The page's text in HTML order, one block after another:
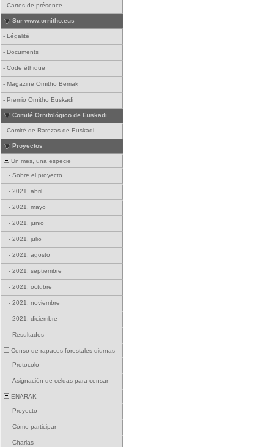
- Cartes de présence
Sur www.ornitho.eus
- Légalité
- Documents
- Code éthique
- Magazine Ornitho Berriak
- Premio Ornitho Euskadi
Comité Ornitológico de Euskadi
- Comité de Rarezas de Euskadi
Proyectos
Un mes, una especie
- Sobre el proyecto
- 2021, abril
- 2021, mayo
- 2021, junio
- 2021, julio
- 2021, agosto
- 2021, septiembre
- 2021, octubre
- 2021, noviembre
- 2021, diciembre
- Resultados
Censo de rapaces forestales diurnas
- Protocolo
- Asignación de celdas para censar
ENARAK
- Proyecto
- Cómo participar
- Charlas